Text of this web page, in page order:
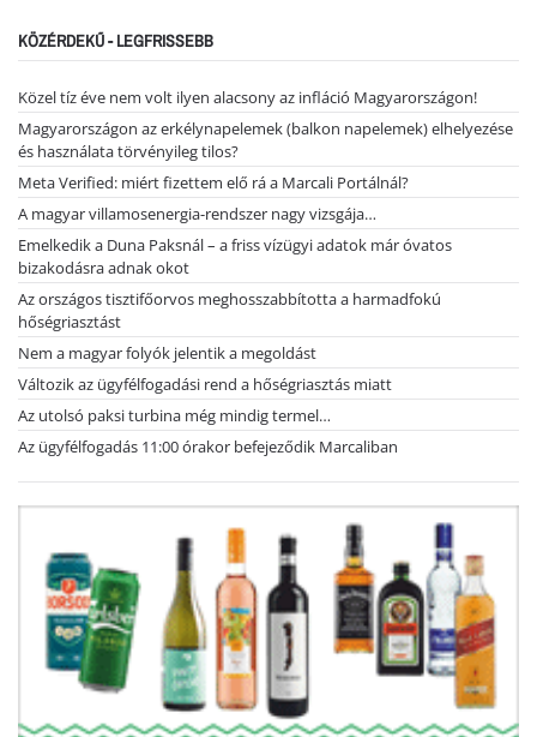
KÖZÉRDEKŰ - LEGFRISSEBB
Közel tíz éve nem volt ilyen alacsony az infláció Magyarországon!
Magyarországon az erkélynapelemek (balkon napelemek) elhelyezése
és használata törvényileg tilos?
Meta Verified: miért fizettem elő rá a Marcali Portálnál?
A magyar villamosenergia-rendszer nagy vizsgája…
Emelkedik a Duna Paksnál – a friss vízügyi adatok már óvatos
bizakodásra adnak okot
Az országos tisztifőorvos meghosszabbította a harmadfokú
hőségriasztást
Nem a magyar folyók jelentik a megoldást
Változik az ügyfélfogadási rend a hőségriasztás miatt
Az utolsó paksi turbina még mindig termel…
Az ügyfélfogadás 11:00 órakor befejeződik Marcaliban